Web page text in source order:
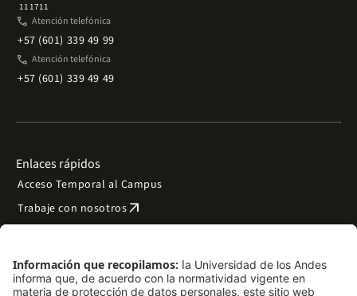
111711
phone Atención telefónica
+57 (601) 339 49 99
phone Atención telefónica
+57 (601) 339 49 49
Enlaces rápidos
Acceso Temporal al Campus
Trabaje con nosotrosarrow_outward
Preguntas frecuentes
Filantropía y donacionesarrow_outward